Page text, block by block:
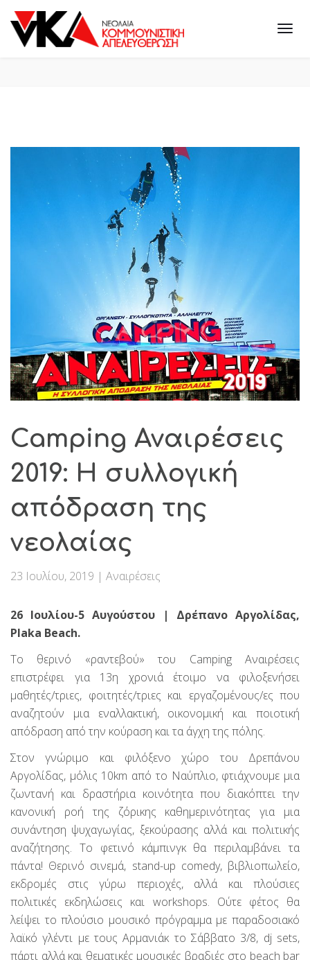
Camping Αναιρέσεις
2019: Η συλλογική
απόδραση της
νεολαίας
23 Ιουλίου, 2019 | Αναιρέσεις
26 Ιουλίου-5 Αυγούστου | Δρέπανο Αργολίδας,
Plaka Beach.
To θερινό «ραντεβού» του Camping Αναιρέσεις
επιστρέφει για 13η χρονιά έτοιμο να φιλοξενήσει
μαθητές/τριες, φοιτητές/τριες και εργαζομένους/ες που
αναζητούν μια εναλλακτική, οικονομική και ποιοτική
απόδραση από την κούραση και τα άγχη της πόλης.
Στον γνώριμο και φιλόξενο χώρο του Δρεπάνου
Αργολίδας, μόλις 10km από το Ναύπλιο, φτιάχνουμε μια
ζωντανή και δραστήρια κοινότητα που διακόπτει την
κανονική ροή της ζόρικης καθημερινότητας για μια
συνάντηση ψυχαγωγίας, ξεκούρασης αλλά και πολιτικής
αναζήτησης. Το φετινό κάμπινγκ θα περιλαμβάνει τα
πάντα! Θερινό σινεμά, stand-up comedy, βιβλιοπωλείο,
εκδρομές στις γύρω περιοχές, αλλά και πλούσιες
πολιτικές εκδηλώσεις και workshops. Ούτε φέτος θα
λείψει το πλούσιο μουσικό πρόγραμμα με παραδοσιακό
λαϊκό γλέντι με τους Αρμανιάκ το Σάββατο 3/8, dj sets,
πάρτι αλλά και θεματικές μουσικές βραδιές στο beach bar